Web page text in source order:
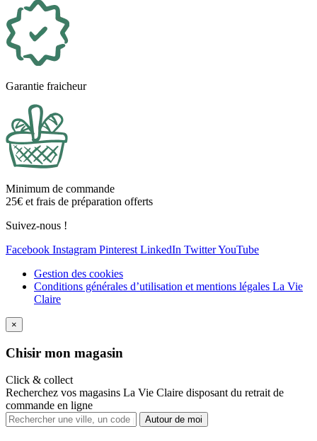
Garantie fraicheur
Minimum de commande
25€ et frais de préparation offerts
Suivez-nous !
Facebook Instagram Pinterest LinkedIn TwitterYouTube
Gestion des cookies
Conditions générales d’utilisation et mentions légales La Vie
Claire
×
Chisir mon magasin
Click & collect
Recherchez vos magasins La Vie Claire disposant du retrait de
commande en ligne
Autour de moi